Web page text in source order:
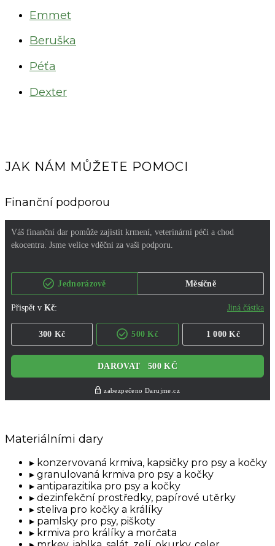
Emmet
Beruška
Péťa
Dexter
JAK NÁM MŮŽETE POMOCI
Finanční podporou
Materiálními dary
konzervovaná krmiva, kapsičky pro psy a kočky
granulovaná krmiva pro psy a kočky
antiparazitika pro psy a kočky
dezinfekční prostředky, papírové utěrky
steliva pro kočky a králíky
pamlsky pro psy, piškoty
krmiva pro králíky a morčata